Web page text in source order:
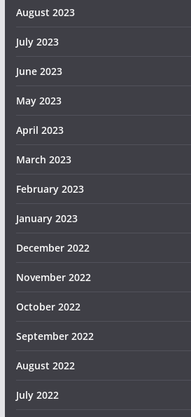
August 2023
July 2023
June 2023
May 2023
April 2023
March 2023
February 2023
January 2023
December 2022
November 2022
October 2022
September 2022
August 2022
July 2022